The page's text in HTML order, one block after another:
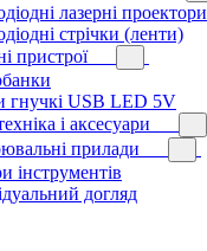
лазерні проектори
стрічки (ленти)
пристрої
гнучкі USB LED 5V
і аксесуари
прилади
інструментів
догляд